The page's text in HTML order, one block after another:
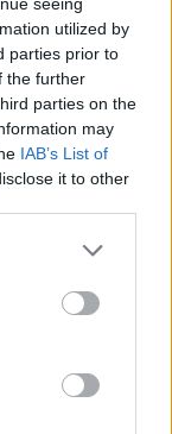
utilized by
parties prior to
the further
parties on the
may
IAB’s List of
it to other
more Google
may click to
party tags to
below Google
das Risiko
minimieren.
kann ein
wir so